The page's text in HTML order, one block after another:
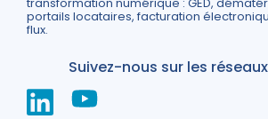
portails locataires, facturation
flux.
Suivez-nous sur les